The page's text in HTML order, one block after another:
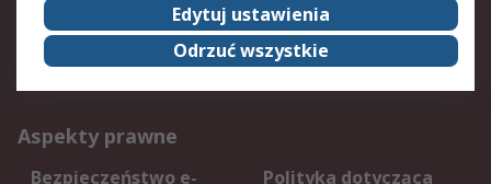
Dostawa
Śledzenie przesyłek
Reklamacje i zwroty
Rejestracja
Aspekty prawne
Bezpieczeństwo e- Polityka dotycząca
Edytuj ustawienia
Odrzuć wszystkie